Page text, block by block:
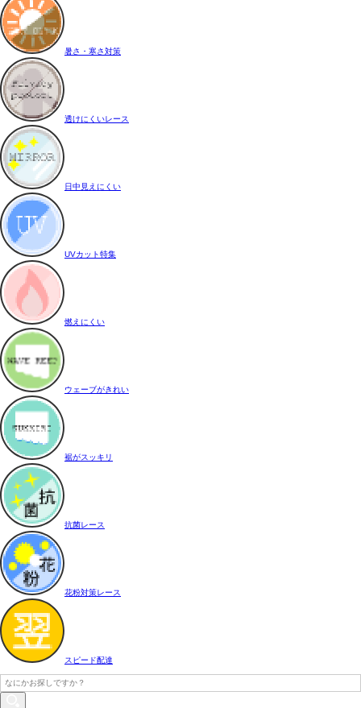
暑さ・寒さ対策
透けにくいレース
日中見えにくい
UVカット特集
燃えにくい
ウェーブがきれい
裾がスッキリ
抗菌レース
花粉対策レース
スピード配達